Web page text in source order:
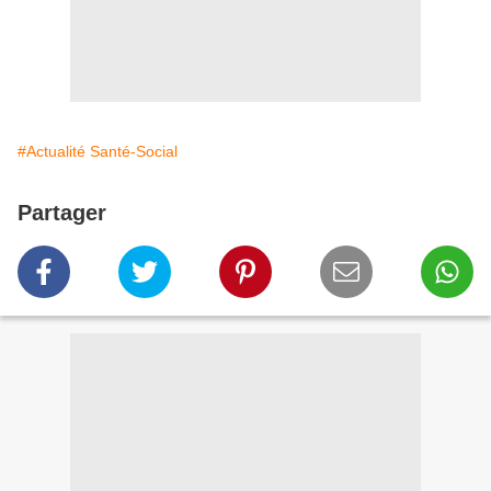
#Actualité Santé-Social
Partager